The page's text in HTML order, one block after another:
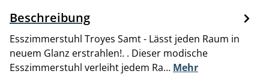
Beschreibung
Esszimmerstuhl Troyes Samt - Lässt jeden Raum in
neuem Glanz erstrahlen!. . Dieser modische
Esszimmerstuhl verleiht jedem Ra… Mehr